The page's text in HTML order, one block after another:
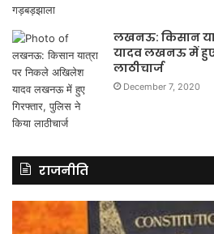
लखनऊ: किसान
यादव लखनऊ में हुए
लाठीचार्ज
December 7, 2020
राजनीति